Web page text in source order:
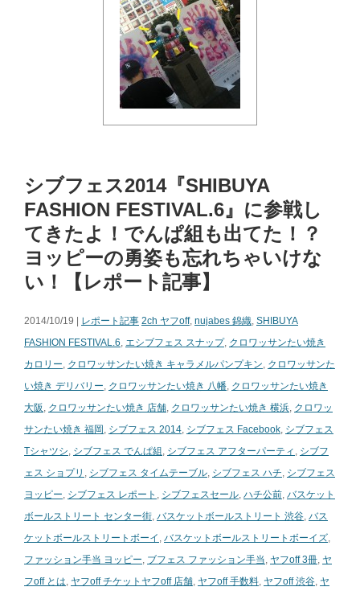
シブフェス2014『SHIBUYA
FASHION FESTIVAL.6』に参戦し
てきたよ！でんぱ組も出てた！？
ヨッピーの勇姿も忘れちゃいけな
い！【レポート記事】
2014/10/19 | レポート記事 2ch ヤフoff, nujabes 錦織, SHIBUYA
FASHION FESTIVAL.6, エシブフェス スナップ, クロワッサンたい焼き
カロリー, クロワッサンたい焼き キャラメルパンプキン, クロワッサンた
い焼き デリバリー, クロワッサンたい焼き 八幡, クロワッサンたい焼き
大阪, クロワッサンたい焼き 店舗, クロワッサンたい焼き 横浜, クロワッ
サンたい焼き 福岡, シブフェス 2014, シブフェス Facebook, シブフェス
Tシャツシ, シブフェス でんぱ組, シブフェス アフターパーティ , シブフ
ェス ショプリ , シブフェス タイムテーブル, シブフェス ハチ, シブフェス
ヨッピー, シブフェス レポート , シブフェスセール, ハチ公前, バスケット
ボールストリート センター街, バスケットボールストリート 渋谷, バス
ケットボールストリートボーイ , バスケットボールストリートボーイズ,
ファッション手当 ヨッピー, ブフェス ファッション手当, ヤフoff 3冊, ヤ
フoff とは, ヤフoff チケットヤフoff 店舗, ヤフoff 手数料, ヤフoff 渋谷, ヤ